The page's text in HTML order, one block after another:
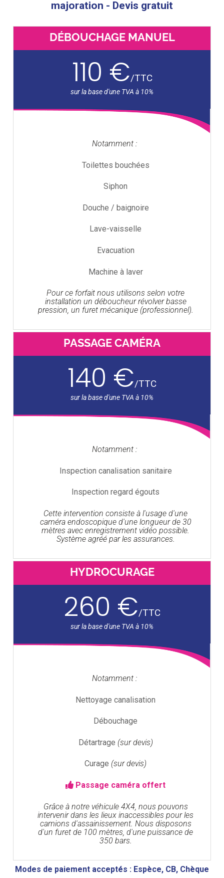
majoration - Devis gratuit
DÉBOUCHAGE MANUEL
110 €/TTC
Notamment :
Toilettes bouchées
Siphon
Douche / baignoire
Lave-vaisselle
Evacuation
Machine à laver
Pour ce forfait nous utilisons selon votre
installation un déboucheur révolver basse
pression, un furet mécanique (professionnel).
PASSAGE CAMÉRA
140 €/TTC
Notamment :
Inspection canalisation sanitaire
Inspection regard égouts
Cette intervention consiste à l'usage d'une
caméra endoscopique d'une longueur de 30
mètres avec enregistrement vidéo possible.
Système agréé par les assurances.
HYDROCURAGE
260 €/TTC
Notamment :
Nettoyage canalisation
Débouchage
Détartrage (sur devis)
Curage (sur devis)
Passage caméra offert
Grâce à notre véhicule 4X4, nous pouvons
intervenir dans les lieux inaccessibles pour les
camions d'assainissement. Nous disposons
d'un furet de 100 mètres, d'une puissance de
350 bars.
Modes de paiement acceptés : Espèce, CB, Chèque